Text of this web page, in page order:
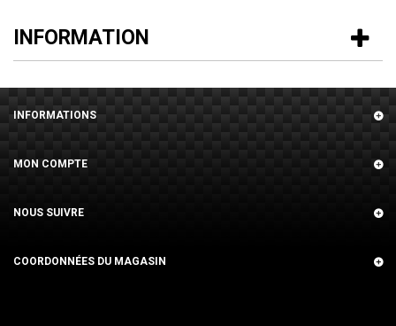
INFORMATION
INFORMATIONS
MON COMPTE
NOUS SUIVRE
COORDONNÉES DU MAGASIN